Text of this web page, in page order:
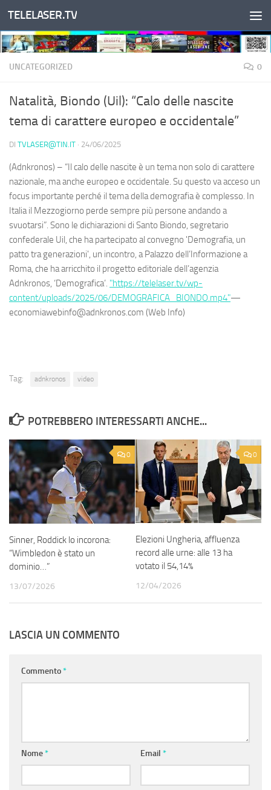
Salta al contenuto
TELELASER.TV
UNCATEGORIZED 0
Natalità, Biondo (Uil): “Calo delle nascite
tema di carattere europeo e occidentale”
DI TVLASER@TIN.IT · 24/06/2025
(Adnkronos) – “Il calo delle nascite è un tema non solo di carattere
nazionale, ma anche europeo e occidentale. Su questo va acceso un
focus importante perché il tema della demografia è complesso. In
Italia il Mezzogiorno perde sempre più persone andando a
svuotarsi”. Sono le dichiarazioni di Santo Biondo, segretario
confederale Uil, che ha partecipato al convegno 'Demografia, un
patto tra generazioni', un incontro, a Palazzo dell’Informazione a
Roma, che ha arricchito il progetto editoriale dell’agenzia
Adnkronos, ‘Demografica’. "https://telelaser.tv/wp-
content/uploads/2025/06/DEMOGRAFICA_BIONDO.mp4"—
economiawebinfo@adnkronos.com (Web Info)
Tag: adnkronos video
POTREBBERO INTERESSARTI ANCHE...
0
Sinner, Roddick lo incorona:
“Wimbledon è stato un
dominio…”
13/07/2026
0
Elezioni Ungheria, affluenza
record alle urne: alle 13 ha
votato il 54,14%
12/04/2026
LASCIA UN COMMENTO
Commento*
Nome* Email *